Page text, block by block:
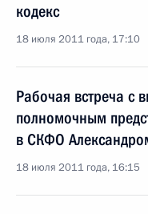
кодекс
18 июля 2011 года, 17:10
Рабочая встреча с
полномочным
в СКФО
18 июля 2011 года, 16:15